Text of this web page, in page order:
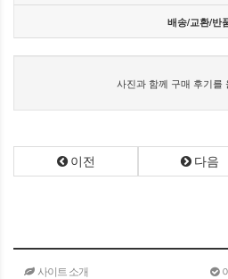
배송/교환/반
사진과 함께 구매 후기를
이전 다음
사이트 소개